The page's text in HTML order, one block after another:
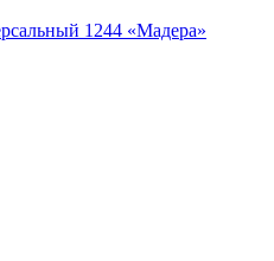
1244 «Мадера»